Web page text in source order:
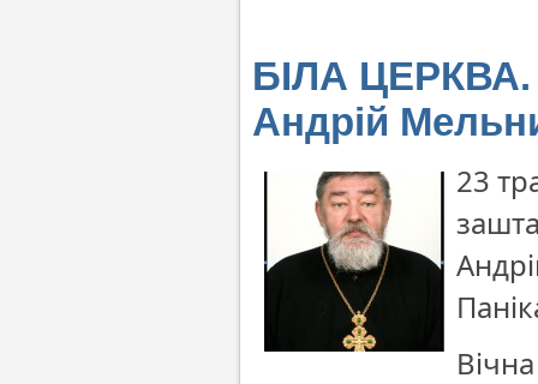
БІЛА ЦЕРКВА.
Андрій
23